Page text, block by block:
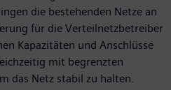
die bestehenden Netze an
für die Verteilnetzbetreiber
Kapazitäten und Anschlüsse
mit begrenzten
das Netz stabil zu halten.